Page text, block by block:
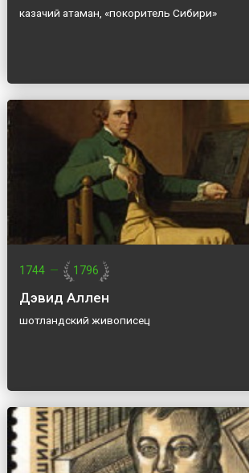
казачий атаман, «покоритель Сибири»
1744 — 1796
Дэвид Аллен
шотландский живописец